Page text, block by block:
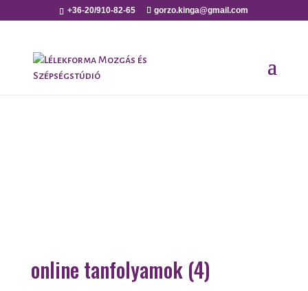
+36-20/910-82-65 gorzo.kinga@gmail.com
online tanfolyamok (4)